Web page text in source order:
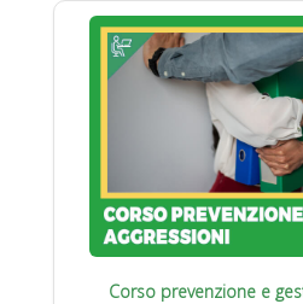
Corso prevenzione e